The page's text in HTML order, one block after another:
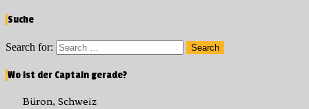
Suche
Search for: Search
Wo ist der Captain gerade?
Büron, Schweiz